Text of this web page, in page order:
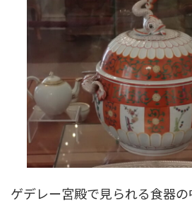
ゲデレー宮殿で見られる食器